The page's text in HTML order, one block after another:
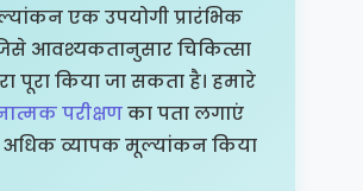
एक उपयोगी प्रारंभिक
आवश्यकतानुसार चिकित्सा
पूरा किया जा सकता है। हमारे
परीक्षणका पता लगाएं
व्यापक मूल्यांकन किया